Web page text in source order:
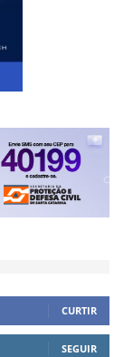
CURTIR
SEGUIR